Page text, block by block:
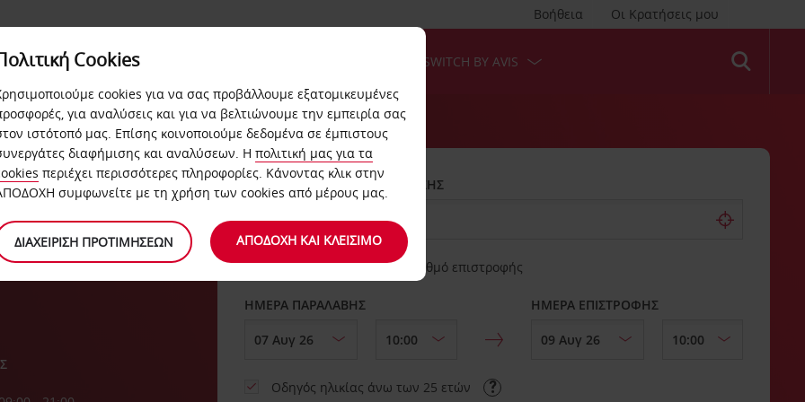
Οι Κρατήσεις μου
Βοήθεια
& VANS SWITCH BY AVIS
ΣΤΑΘΜΟΣ ΕΝΑΡΞΗΣ ΕΝΟΙΚΙΑΣΗΣ
Επιλέξτε διαφορετικό σταθμό επιστροφής
HMEΡΑ ΠΑΡΑΛΑΒΗΣ ΗΜΕΡΑ ΕΠΙΣΤΡΟΦΗΣ
Οδηγός ηλικίας άνω των 25 ετών
Cookies
cookies για να σας προβάλλουμε εξατομικευμένες
για αναλύσεις και για να βελτιώνουμε την εμπειρία σας
ιστότοπό μας. Επίσης κοινοποιούμε δεδομένα σε έμπιστους
διαφήμισης και αναλύσεων. Η πολιτική μας για τα
περιέχει περισσότερες πληροφορίες. Κάνοντας κλικ στην
συμφωνείτε με τη χρήση των cookies από μέρους μας.
ΔΙΑΧΕΊΡΙΣΗ ΠΡΟΤΙΜΉΣΕΩΝ ΑΠΟΔΟΧΗ ΚΑΙ ΚΛΕΙΣΙΜΟ